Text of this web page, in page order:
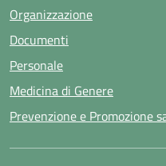
Organizzazione
Documenti
Personale
Medicina di Genere
Prevenzione e Promozione